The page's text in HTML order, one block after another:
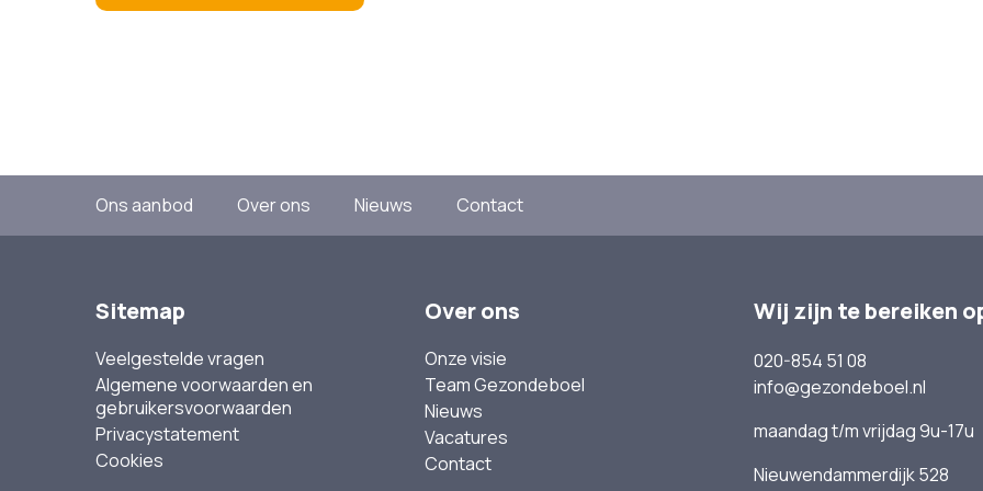
Ons aanbod Over ons Nieuws Contact
Sitemap
Veelgestelde vragen
Algemene voorwaarden en
gebruikersvoorwaarden
Privacystatement
Cookies
Over ons
Onze visie
Team Gezondeboel
Nieuws
Vacatures
Contact
Wij zijn te bereiken
020-854 51 08
info@gezondeboel.nl
maandag t/m vrijdag 9u-17u
Nieuwendammerdijk 528